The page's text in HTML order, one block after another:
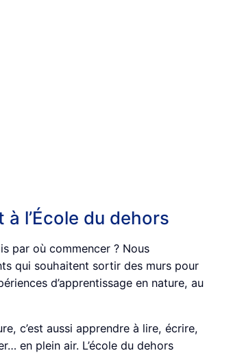
l’École du dehors
par où commencer ? Nous
qui souhaitent sortir des murs pour
d’apprentissage en nature, au
c’est aussi apprendre à lire, écrire,
en plein air. L’école du dehors